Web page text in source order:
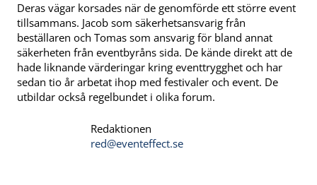
Deras vägar korsades när de genomförde ett större event
tillsammans. Jacob som säkerhetsansvarig från
beställaren och Tomas som ansvarig för bland annat
säkerheten från eventbyråns sida. De kände direkt att de
hade liknande värderingar kring eventtrygghet och har
sedan tio år arbetat ihop med festivaler och event. De
utbildar också regelbundet i olika forum.
Redaktionen
red@eventeffect.se